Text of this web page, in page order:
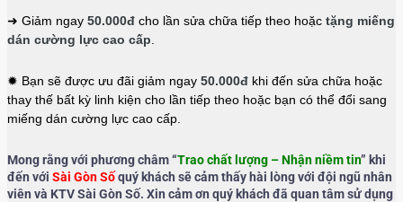
➜ Giảm ngay 50.000đ cho lần sửa chữa tiếp theo hoặc tặng miếng
dán cường lực cao cấp
✹ Bạn sẽ được ưu đãi giảm ngay 50.000đ khi đến sửa chữa hoặc
thay thế bất kỳ linh kiện cho lần tiếp theo hoặc bạn có thể đổi sang
miếng dán cường lực cao cấp.
Mong rằng với phương châm “Trao chất lượng – Nhận niềm tin” khi
đến với Sài Gòn Sốquý khách sẽ cảm thấy hài lòng với đội ngũ nhân
viên và KTV Sài Gòn Số. Xin cảm ơn quý khách đã quan tâm sử dụng